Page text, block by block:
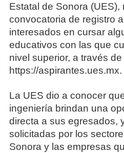
Estatal de Sonora (UES),
convocatoria de registro
interesados en cursar
educativos con las que
nivel superior, a través
https://aspirantes.ues.mx.
La UES dio a conocer
ingeniería brindan una
directa a sus egresados,
solicitadas por los
Sonora y las empresas